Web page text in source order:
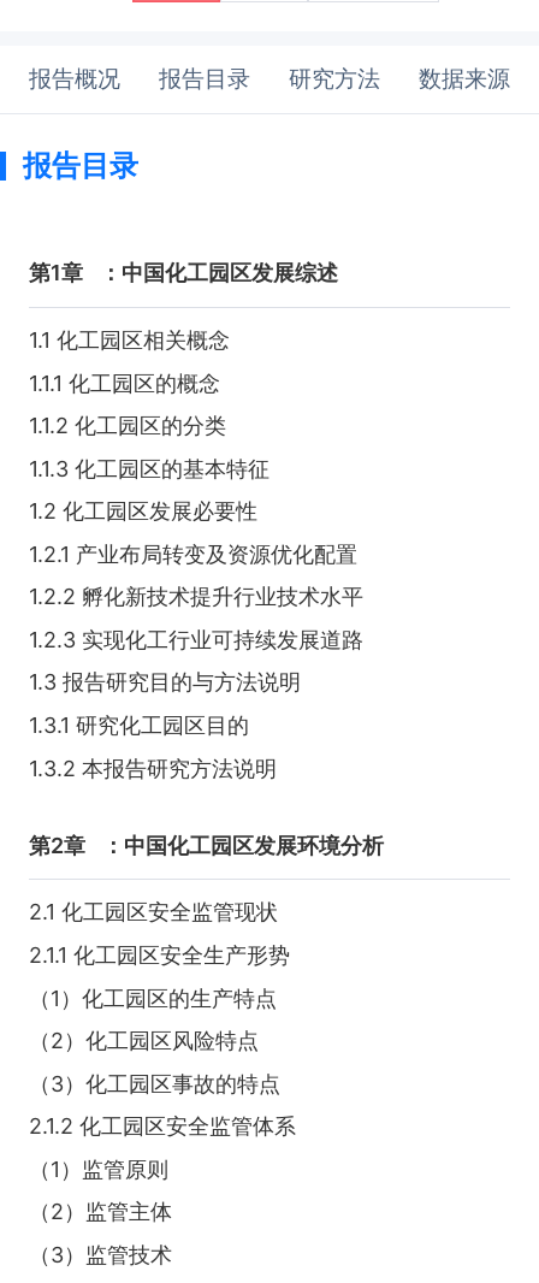
报告概况 报告目录 研究方法 数据来源
报告目录
第1章 ：中国化工园区发展综述
1.1 化工园区相关概念
1.1.1 化工园区的概念
1.1.2 化工园区的分类
1.1.3 化工园区的基本特征
1.2 化工园区发展必要性
1.2.1 产业布局转变及资源优化配置
1.2.2 孵化新技术提升行业技术水平
1.2.3 实现化工行业可持续发展道路
1.3 报告研究目的与方法说明
1.3.1 研究化工园区目的
1.3.2 本报告研究方法说明
第2章 ：中国化工园区发展环境分析
2.1 化工园区安全监管现状
2.1.1 化工园区安全生产形势
（1）化工园区的生产特点
（2）化工园区风险特点
（3）化工园区事故的特点
2.1.2 化工园区安全监管体系
（1）监管原则
（2）监管主体
（3）监管技术